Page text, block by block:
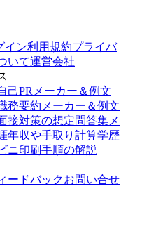
イン利用規約プライバ
いて運営会社
己PRメーカー＆例文
務要約メーカー＆例文
接対策の想定問答集メ
年収や手取り計算学歴
ニ印刷手順の解説
ードバックお問い合せ